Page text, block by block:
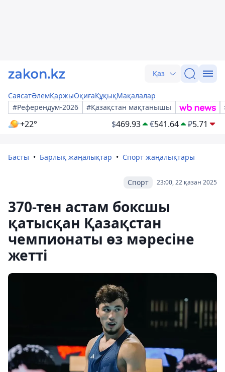
Қаз
СаясатӘлемҚаржыОқиғаҚұқықМақалалар
#Референдум-2026
#Қазақстан мақтанышы
+22° $469.93 €541.64 ₽5.71
Басты Барлық жаңалықтар Спорт жаңалықтары
23:00, 22 қазан 2025
Спорт
370-тен астам боксшы
қатысқан Қазақстан
чемпионаты өз мәресіне
жетті